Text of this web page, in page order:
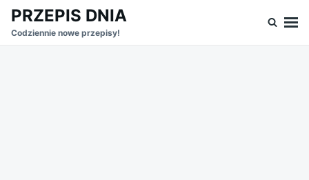
SkipSearch
for:
PRZEPIS DNIA
Codziennie nowe przepisy!